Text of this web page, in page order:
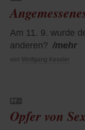
Am 11. 9. wurde
anderen? /mehr
von Wolfgang Kessler
Opfer von